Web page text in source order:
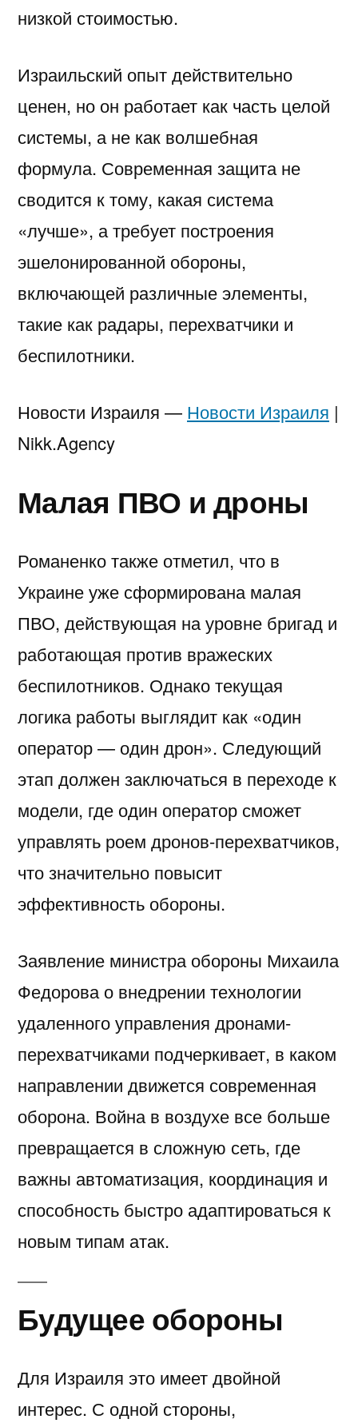
низкой стоимостью.
Израильский опыт действительно
ценен, но он работает как часть целой
системы, а не как волшебная
формула. Современная защита не
сводится к тому, какая система
«лучше», а требует построения
эшелонированной обороны,
включающей различные элементы,
такие как радары, перехватчики и
беспилотники.
Новости Израиля — Новости Израиля |
Nikk.Agency
Малая ПВО и дроны
Романенко также отметил, что в
Украине уже сформирована малая
ПВО, действующая на уровне бригад и
работающая против вражеских
беспилотников. Однако текущая
логика работы выглядит как «один
оператор — один дрон». Следующий
этап должен заключаться в переходе к
модели, где один оператор сможет
управлять роем дронов-перехватчиков,
что значительно повысит
эффективность обороны.
Заявление министра обороны Михаила
Федорова о внедрении технологии
удаленного управления дронами-
перехватчиками подчеркивает, в каком
направлении движется современная
оборона. Война в воздухе все больше
превращается в сложную сеть, где
важны автоматизация, координация и
способность быстро адаптироваться к
новым типам атак.
Будущее обороны
Для Израиля это имеет двойной
интерес. С одной стороны,